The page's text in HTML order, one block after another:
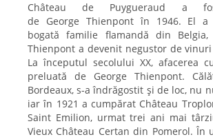
Château de Puygueraud a
de George Thienpont în 1946. El a
bogată familie flamandă din
Thienpont a devenit negustor de
La începutul secolului XX, afacerea
preluată de George Thienpont.
Bordeaux, s-a îndrăgostit și de loc, nu
iar în 1921 a cumpărat Château
Saint Emilion, urmat trei ani mai
Vieux Château Certan din Pomerol. În